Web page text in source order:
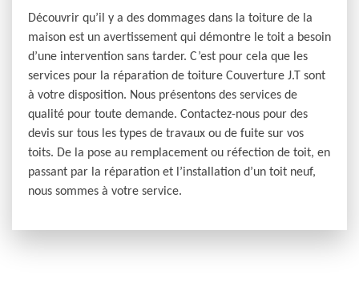
Découvrir qu’il y a des dommages dans la toiture de la
maison est un avertissement qui démontre le toit a besoin
d’une intervention sans tarder. C’est pour cela que les
services pour la réparation de toiture Couverture J.T sont
à votre disposition. Nous présentons des services de
qualité pour toute demande. Contactez-nous pour des
devis sur tous les types de travaux ou de fuite sur vos
toits. De la pose au remplacement ou réfection de toit, en
passant par la réparation et l’installation d’un toit neuf,
nous sommes à votre service.